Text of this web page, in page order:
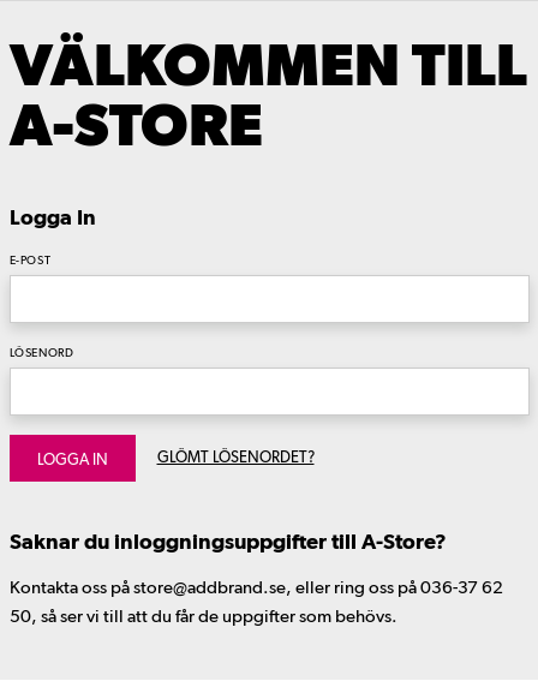
VÄLKOMMEN TILL
A-STORE
Logga In
E-POST
LÖSENORD
LOGGA IN GLÖMT LÖSENORDET?
Saknar du inloggningsuppgifter till A-Store?
Kontakta oss på store@addbrand.se, eller ring oss på 036-37 62
50, så ser vi till att du får de uppgifter som behövs.